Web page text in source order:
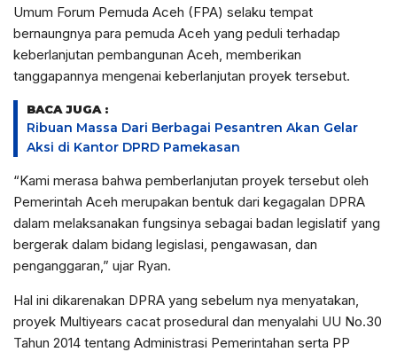
Umum Forum Pemuda Aceh (FPA) selaku tempat
bernaungnya para pemuda Aceh yang peduli terhadap
keberlanjutan pembangunan Aceh, memberikan
tanggapannya mengenai keberlanjutan proyek tersebut.
BACA JUGA :
Ribuan Massa Dari Berbagai Pesantren Akan Gelar
Aksi di Kantor DPRD Pamekasan
“Kami merasa bahwa pemberlanjutan proyek tersebut oleh
Pemerintah Aceh merupakan bentuk dari kegagalan DPRA
dalam melaksanakan fungsinya sebagai badan legislatif yang
bergerak dalam bidang legislasi, pengawasan, dan
penganggaran,” ujar Ryan.
Hal ini dikarenakan DPRA yang sebelum nya menyatakan,
proyek Multiyears cacat prosedural dan menyalahi UU No.30
Tahun 2014 tentang Administrasi Pemerintahan serta PP